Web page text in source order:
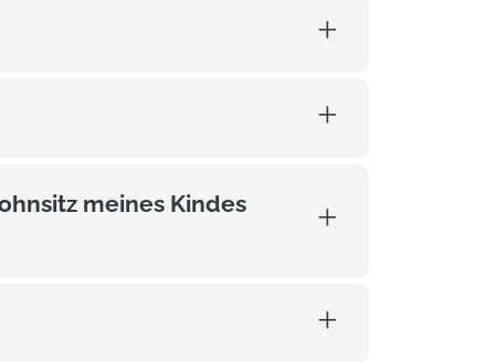
meines Kindes